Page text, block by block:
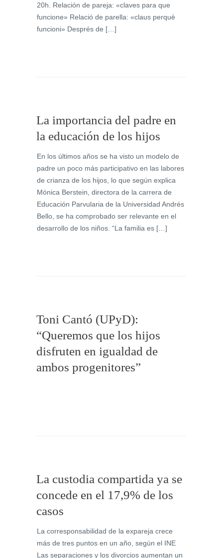
20h. Relación‎ de pareja: «claves para que
funcione» Relació de parella: «claus perquè
funcioni» Després de […]
La importancia del padre en
la educación de los hijos
En los últimos años se ha visto un modelo de
padre un poco más participativo en las labores
de crianza de los hijos, lo que según explica
Mónica Berstein, directora de la carrera de
Educación Parvularia de la Universidad Andrés
Bello, se ha comprobado ser relevante en el
desarrollo de los niños. “La familia es […]
Toni Cantó (UPyD):
“Queremos que los hijos
disfruten en igualdad de
ambos progenitores”
La custodia compartida ya se
concede en el 17,9% de los
casos
La corresponsabilidad de la expareja crece
más de tres puntos en un año, según el INE
Las separaciones y los divorcios aumentan un